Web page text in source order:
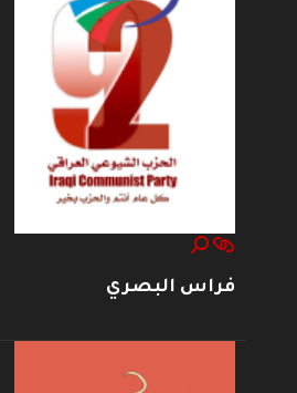
فراس البصري